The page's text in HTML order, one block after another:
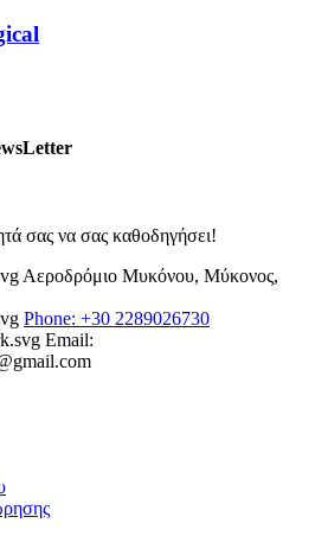
σας να σας καθοδηγήσει!
Αεροδρόμιο Μυκόνου, Μύκονος,
Phone: +30 2289026730
Email: